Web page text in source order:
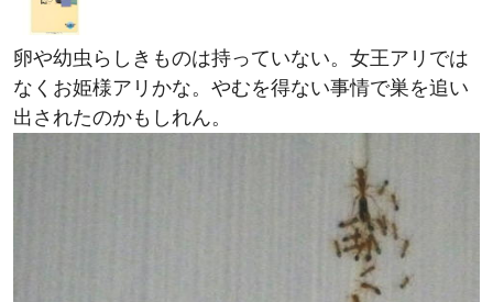
卵や幼虫らしきものは持っていない。女王アリでは
なくお姫様アリかな。やむを得ない事情で巣を追い
出されたのかもしれん。